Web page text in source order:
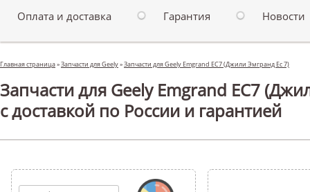
Оплата и доставка Гарантия Новости
Главная страница»Запчасти для Geely»Запчасти для Geely Emgrand EC7 (Джили Эмгранд Ес 7)
Запчасти для Geely Emgrand EC7
с доставкой по России и гарантией